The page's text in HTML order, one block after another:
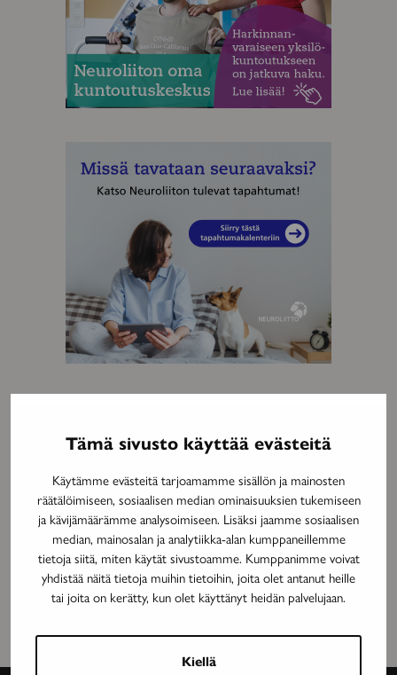
Tämä sivusto käyttää evästeitä
Käytämme evästeitä tarjoamamme sisällön ja mainosten
räätälöimiseen, sosiaalisen median ominaisuuksien tukemiseen
ja kävijämäärämme analysoimiseen. Lisäksi jaamme sosiaalisen
median, mainosalan ja analytiikka-alan kumppaneillemme
tietoja siitä, miten käytät sivustoamme. Kumppanimme voivat
yhdistää näitä tietoja muihin tietoihin, joita olet antanut heille
tai joita on kerätty, kun olet käyttänyt heidän palvelujaan.
Kiellä